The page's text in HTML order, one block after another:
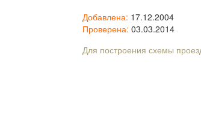
Добавлена: 17.12.2004
Проверена: 03.03.2014
Для построения схемы